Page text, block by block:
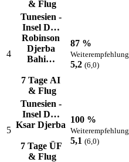
& Flug
4
Tunesien -
Insel D…
Robinson
Djerba
Bahi…
7 Tage AI
& Flug
87 %
Weiterempfehlung
5,2 (6,0)
5
Tunesien -
Insel D…
Ksar Djerba
7 Tage ÜF
& Flug
100 %
Weiterempfehlung
5,1 (6,0)